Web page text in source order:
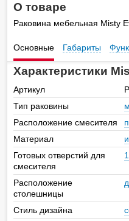
О товаре
Раковина мебельная Misty
Основные Габариты
Характеристики
Артикул
Тип раковины
Расположение смесителя
Материал
Готовых отверстий для
смесителя
1
Расположение
столешницы
Стиль дизайна